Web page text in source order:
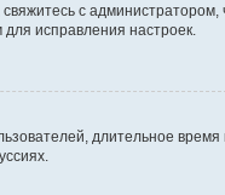
с администратором,
исправления настроек.
длительное время